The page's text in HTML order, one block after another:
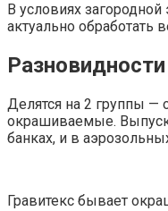
В условиях
актуально обработать
Делятся на 2 группы
окрашиваемые.
банках, и в
Гравитекс бывает